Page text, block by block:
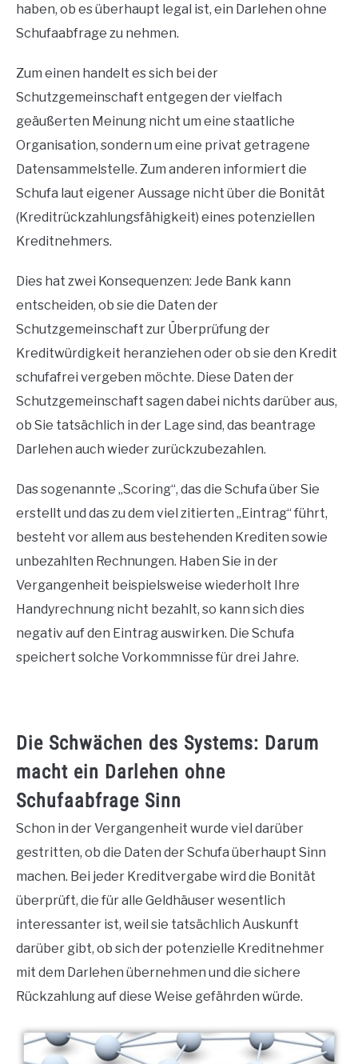
haben, ob es überhaupt legal ist, ein Darlehen ohne
Schufaabfrage zu nehmen.
Zum einen handelt es sich bei der
Schutzgemeinschaft entgegen der vielfach
geäußerten Meinung nicht um eine staatliche
Organisation, sondern um eine privat getragene
Datensammelstelle. Zum anderen informiert die
Schufa laut eigener Aussage nicht über die Bonität
(Kreditrückzahlungsfähigkeit) eines potenziellen
Kreditnehmers.
Dies hat zwei Konsequenzen: Jede Bank kann
entscheiden, ob sie die Daten der
Schutzgemeinschaft zur Überprüfung der
Kreditwürdigkeit heranziehen oder ob sie den Kredit
schufafrei vergeben möchte. Diese Daten der
Schutzgemeinschaft sagen dabei nichts darüber aus,
ob Sie tatsächlich in der Lage sind, das beantrage
Darlehen auch wieder zurückzubezahlen.
Das sogenannte „Scoring“, das die Schufa über Sie
erstellt und das zu dem viel zitierten „Eintrag“ führt,
besteht vor allem aus bestehenden Krediten sowie
unbezahlten Rechnungen. Haben Sie in der
Vergangenheit beispielsweise wiederholt Ihre
Handyrechnung nicht bezahlt, so kann sich dies
negativ auf den Eintrag auswirken. Die Schufa
speichert solche Vorkommnisse für drei Jahre.
Die Schwächen des Systems: Darum
macht ein Darlehen ohne
Schufaabfrage Sinn
Schon in der Vergangenheit wurde viel darüber
gestritten, ob die Daten der Schufa überhaupt Sinn
machen. Bei jeder Kreditvergabe wird die Bonität
überprüft, die für alle Geldhäuser wesentlich
interessanter ist, weil sie tatsächlich Auskunft
darüber gibt, ob sich der potenzielle Kreditnehmer
mit dem Darlehen übernehmen und die sichere
Rückzahlung auf diese Weise gefährden würde.